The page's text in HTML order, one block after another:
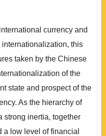
currency and
this
taken by the Chinese
of the
state and prospect of the
As the hierarchy of
strong inertia, together
a low level of financial